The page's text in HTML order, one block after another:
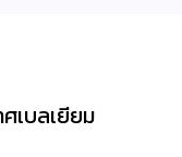
เบลเยียม